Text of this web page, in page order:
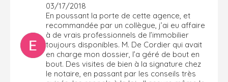
03/17/2018
En poussant la porte de cette agence, et
recommandée par un collègue, j’ai eu affaire
à de vrais professionnels de l’immobilier
toujours disponibles. M. De Cordier qui avait
en charge mon dossier, l’a géré de bout en
bout. Des visites de bien à la signature chez
le notaire, en passant par les conseils très